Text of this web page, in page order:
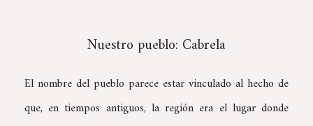
Nuestro pueblo: Cabrela
El nombre del pueblo parece estar vinculado al hecho de
que, en tiempos antiguos, la región era el lugar donde